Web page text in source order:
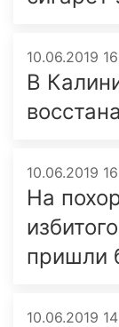
10.06.2019
В
10.06.2019
На
пришли
10.06.2019